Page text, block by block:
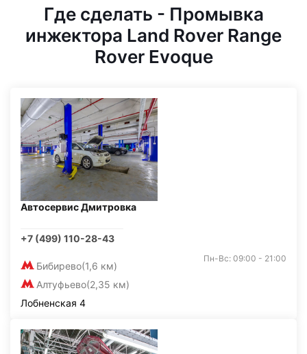
Где сделать - Промывка
инжектора Land Rover Range
Rover Evoque
Автосервис Дмитровка
+7 (499) 110-28-43
Бибирево(1,6 км)
Алтуфьево(2,35 км)
Пн-Вс: 09:00 - 21:00
Лобненская 4